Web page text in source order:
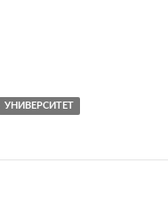
УНИВЕРСИТЕТ